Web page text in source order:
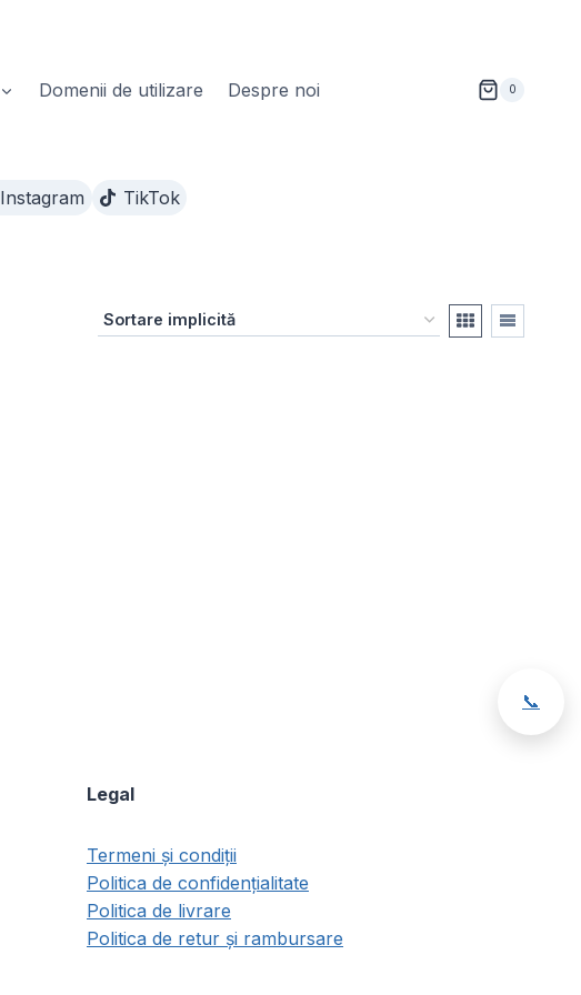
Domenii de utilizare Despre noi 0
Instagram TikTok
Legal
Termeni și condiții
Politica de confidențialitate
Politica de livrare
Politica de retur și rambursare
📞